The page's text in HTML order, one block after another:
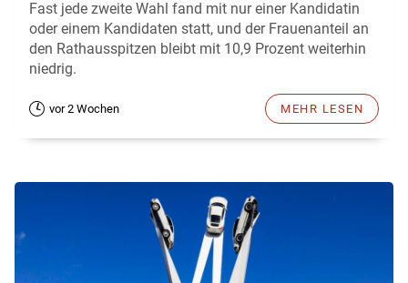
Fast jede zweite Wahl fand mit nur einer Kandidatin
oder einem Kandidaten statt, und der Frauenanteil an
den Rathausspitzen bleibt mit 10,9 Prozent weiterhin
niedrig.
vor 2 Wochen MEHR LESEN